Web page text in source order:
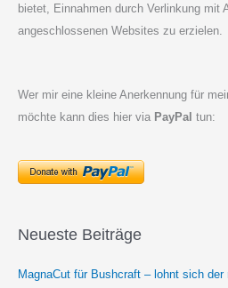
bietet, Einnahmen durch Verlinkung mit
angeschlossenen Websites zu erzielen.
Wer mir eine kleine Anerkennung für
möchte kann dies hier via PayPal tun:
Neueste Beiträge
MagnaCut für Bushcraft – lohnt sich der